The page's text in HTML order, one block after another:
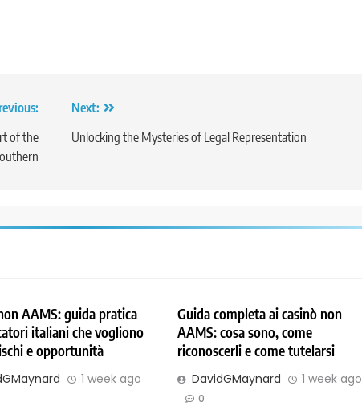
of the
Next:
Unlocking the Mysteries of Legal Representation
AAMS: guida pratica
italiani che vogliono
e opportunità
1 week ago
Guida completa ai casinò non
AAMS: cosa sono, come
riconoscerli e come tutelarsi
DavidGMaynard 1 week ago
0